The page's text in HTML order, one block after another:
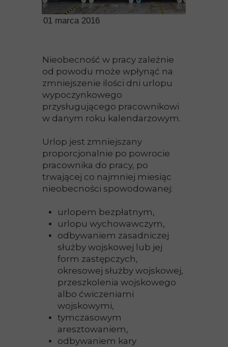
01 marca 2016
Nieobecność w pracy zależnie
od powodu może wpłynąć na
zmniejszenie ilości dni urlopu
wypoczynkowego
przysługującego pracownikowi
w danym roku kalendarzowym.
Urlop jest zmniejszany
proporcjonalnie po powrocie
pracownika do pracy, po
trwającej co najmniej miesiąc
nieobecności spowodowanej:
urlopem bezpłatnym,
urlopu wychowawczym,
odbywaniem zasadniczej
służby wojskowej lub jej
form zastępczych,
okresowej służby wojskowej,
przeszkolenia wojskowego
albo ćwiczeniami
wojskowymi,
tymczasowym
aresztowaniem,
odbywaniem kary